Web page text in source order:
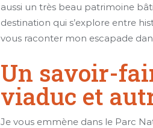
aussi un très beau patrimoine
destination qui s’explore entre
vous raconter mon escapade
Un savoir-
viaduc et
Je vous emmène dans le Parc